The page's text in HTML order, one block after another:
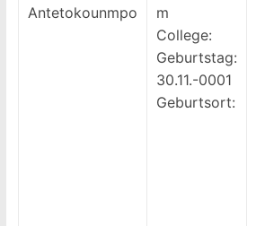
m
College:
Geburtstag:
30.11.-0001
Geburtsort: